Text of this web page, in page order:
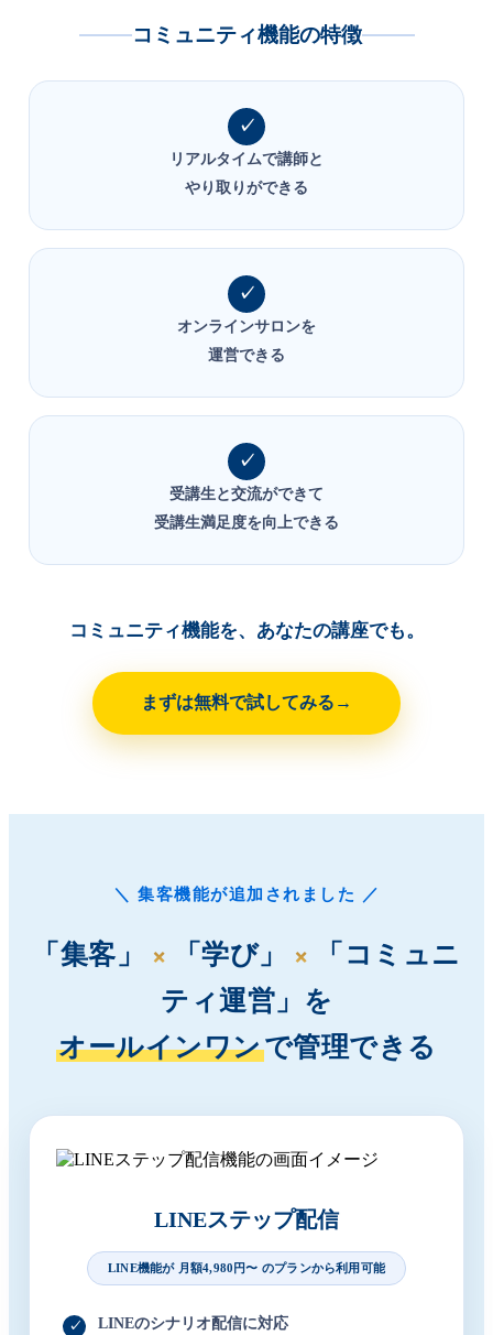
コミュニティ機能の特徴
リアルタイムで講師と
やり取りができる
オンラインサロンを
運営できる
受講生と交流ができて
受講生満足度を向上できる
コミュニティ機能を、あなたの講座でも。
まずは無料で試してみる
＼ 集客機能が追加されました ／
「集客」 × 「学び」 ×
「コミュニ
ティ運営」を
オールインワンで管理できる
LINEステップ配信
LINE機能が 月額4,980円〜 のプランから利用可能
LINEのシナリオ配信に対応